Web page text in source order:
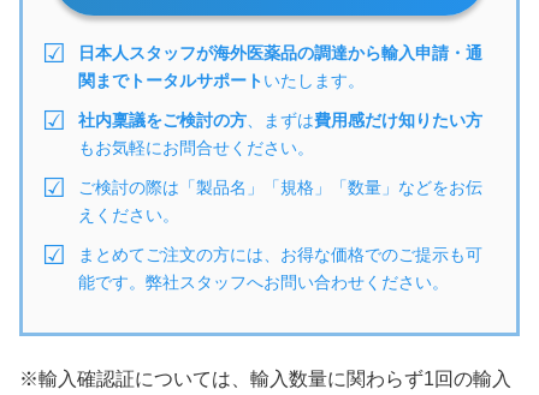
日本人スタッフが海外医薬品の調達から輸入申請・通
関までトータルサポートいたします。
社内稟議をご検討の方 、まずは費用感だけ知りたい方
もお気軽にお問合せください。
ご検討の際は「製品名」「規格」「数量」などをお伝
えください。
まとめてご注文の方には、お得な価格でのご提示も可
能です。弊社スタッフへお問い合わせください。
※輸入確認証については、輸入数量に関わらず1回の輸入